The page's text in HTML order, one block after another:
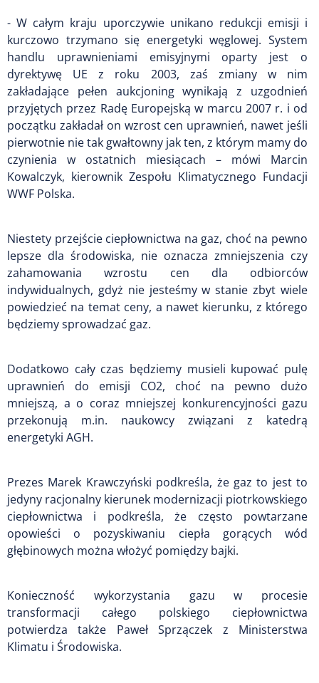
- W całym kraju uporczywie unikano redukcji emisji i
kurczowo trzymano się energetyki węglowej. System
handlu uprawnieniami emisyjnymi oparty jest o
dyrektywę UE z roku 2003, zaś zmiany w nim
zakładające pełen aukcjoning wynikają z uzgodnień
przyjętych przez Radę Europejską w marcu 2007 r. i od
początku zakładał on wzrost cen uprawnień, nawet jeśli
pierwotnie nie tak gwałtowny jak ten, z którym mamy do
czynienia w ostatnich miesiącach – mówi Marcin
Kowalczyk, kierownik Zespołu Klimatycznego Fundacji
WWF Polska.
Niestety przejście ciepłownictwa na gaz, choć na pewno
lepsze dla środowiska, nie oznacza zmniejszenia czy
zahamowania wzrostu cen dla odbiorców
indywidualnych, gdyż nie jesteśmy w stanie zbyt wiele
powiedzieć na temat ceny, a nawet kierunku, z którego
będziemy sprowadzać gaz.
Dodatkowo cały czas będziemy musieli kupować pulę
uprawnień do emisji CO2, choć na pewno dużo
mniejszą, a o coraz mniejszej konkurencyjności gazu
przekonują m.in. naukowcy związani z katedrą
energetyki AGH.
Prezes Marek Krawczyński podkreśla, że gaz to jest to
jedyny racjonalny kierunek modernizacji piotrkowskiego
ciepłownictwa i podkreśla, że często powtarzane
opowieści o pozyskiwaniu ciepła gorących wód
głębinowych można włożyć pomiędzy bajki.
Konieczność wykorzystania gazu w procesie
transformacji całego polskiego ciepłownictwa
potwierdza także Paweł Sprzączek z Ministerstwa
Klimatu i Środowiska.